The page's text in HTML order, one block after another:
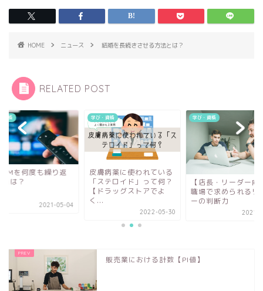
HOME ニュース 結婚を長続きさせる方法とは？
RELATED POST
資格
CMを何度も繰り返
は？
2021-05-04
学び・資格
皮膚病薬に使われている
「ステロイド」って何？
【ドラッグストアでよ
く...
2022-05-30
学び・資格
【店長・リーダー向
職場で求められるリ
ーの判断力
2021-
販売業における計数【PI値】